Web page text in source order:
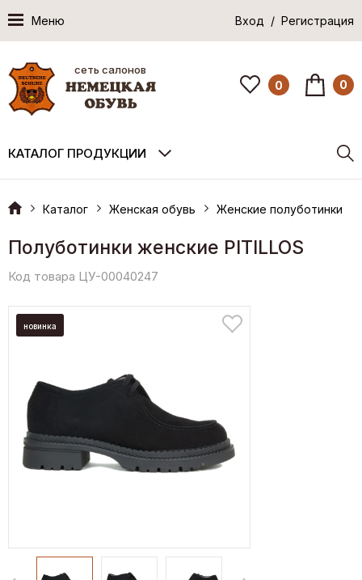
Меню Вход / Регистрация
сеть салонов
0 0
КАТАЛОГ ПРОДУКЦИИ
Каталог Женская обувь Женские полуботинки
Полуботинки женские PITILLOS
Код товара ЦУ-00040247
новинка